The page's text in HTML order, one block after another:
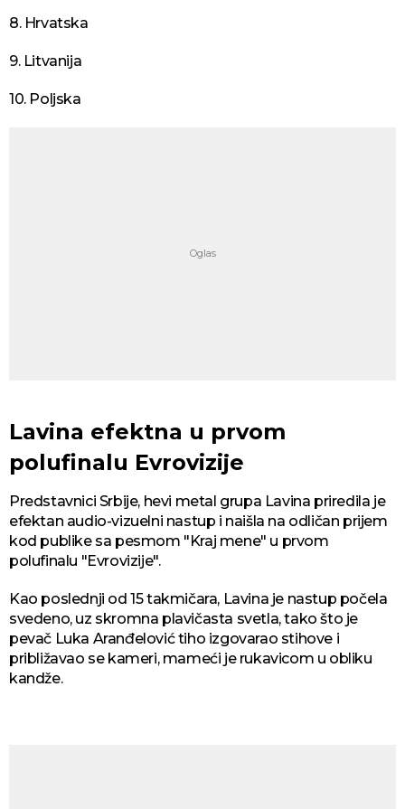
8. Hrvatska
9. Litvanija
10. Poljska
Lavina efektna u prvom
polufinalu Evrovizije
Predstavnici Srbije, hevi metal grupa Lavina priredila je
efektan audio-vizuelni nastup i naišla na odličan prijem
kod publike sa pesmom "Kraj mene" u prvom
polufinalu "Evrovizije".
Kao poslednji od 15 takmičara, Lavina je nastup počela
svedeno, uz skromna plavičasta svetla, tako što je
pevač Luka Aranđelović tiho izgovarao stihove i
približavao se kameri, mameći je rukavicom u obliku
kandže.